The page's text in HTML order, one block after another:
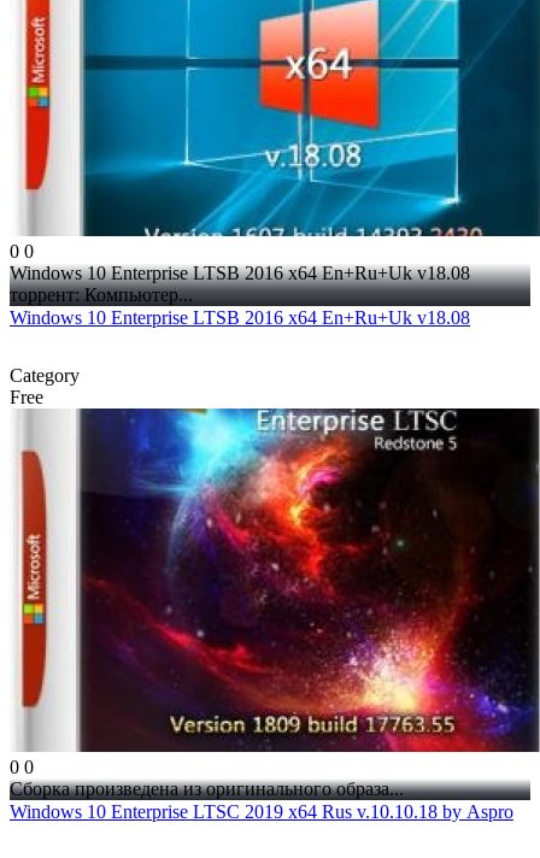
0 0
Windows 10 Enterprise LTSB 2016 x64 En+Ru+Uk v18.08
торрент: Компьютер...
Windows 10 Enterprise LTSB 2016 x64 En+Ru+Uk v18.08
Category
Free
0 0
Сборка произведена из оригинального образа...
Windows 10 Enterprise LTSC 2019 x64 Rus v.10.10.18 by Aspro